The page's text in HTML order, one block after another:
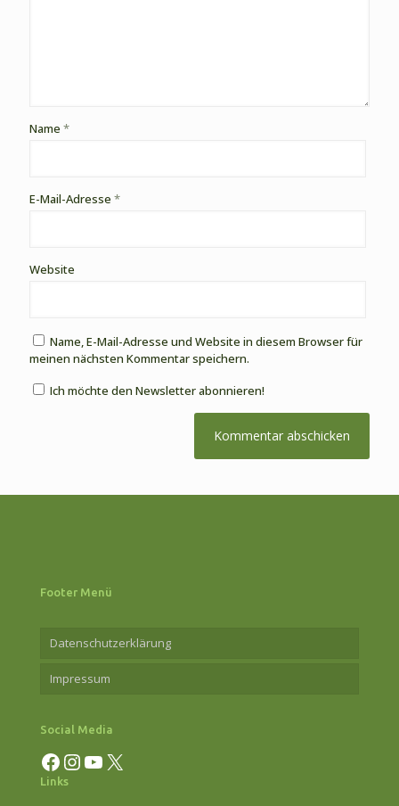
Name *
E-Mail-Adresse *
Website
Name, E-Mail-Adresse und Website in diesem Browser für
meinen nächsten Kommentar speichern.
Ich möchte den Newsletter abonnieren!
Footer Menü
Datenschutzerklärung
Impressum
Social Media
Facebook InstagramYouTube X
Links